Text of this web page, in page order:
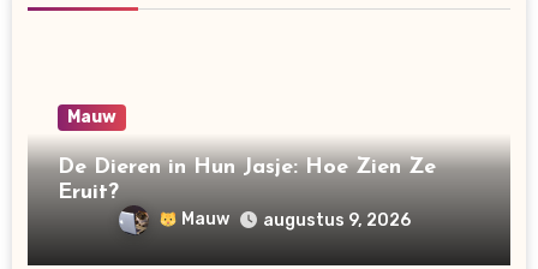
Mauw
De Dieren in Hun Jasje: Hoe Zien Ze
Eruit?
Mauw augustus 9, 2026